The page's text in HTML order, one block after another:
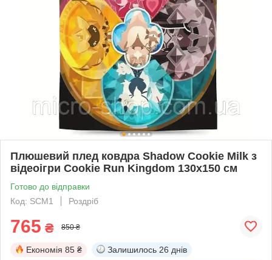
Плюшевий плед ковдра Shadow Cookie Milk з
відеоігри Cookie Run Kingdom 130х150 см
Готово до відправки
Код: SCM1
Роздріб
765 ₴ 850 ₴
Економія 85 ₴ Залишилось 26 днів